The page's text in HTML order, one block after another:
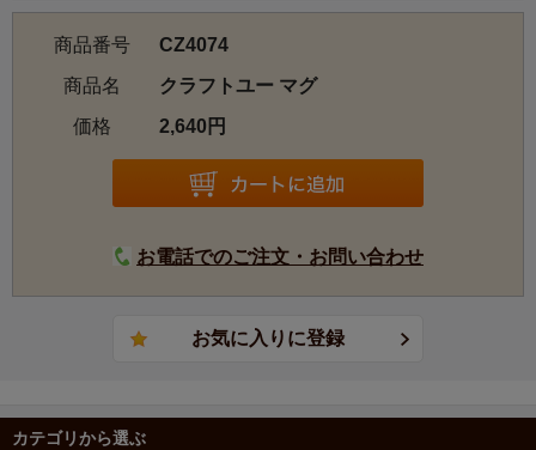
商品番号
CZ4074
商品名
クラフトユー マグ
価格
2,640円
お電話でのご注文・お問い合わせ
カテゴリから選ぶ